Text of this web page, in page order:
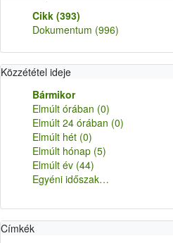
Cikk (393)
Dokumentum (996)
Közzététel ideje
Bármikor
Elmúlt órában (0)
Elmúlt 24 órában (0)
Elmúlt hét (0)
Elmúlt hónap (5)
Elmúlt év (44)
Egyéni időszak…
Címkék